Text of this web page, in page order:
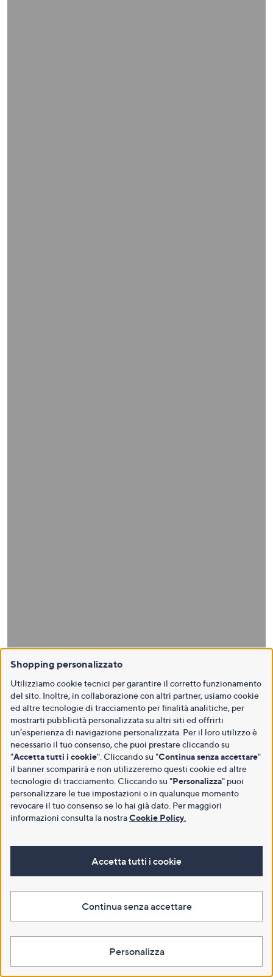
Shopping personalizzato
Utilizziamo cookie tecnici per garantire il corretto funzionamento
del sito. Inoltre, in collaborazione con altri partner, usiamo cookie
ed altre tecnologie di tracciamento per finalità analitiche, per
mostrarti pubblicità personalizzata su altri siti ed offrirti
un’esperienza di navigazione personalizzata. Per il loro utilizzo è
necessario il tuo consenso, che puoi prestare cliccando su
"Accetta tutti i cookie". Cliccando su "Continua senza accettare"
il banner scomparirà e non utilizzeremo questi cookie ed altre
tecnologie di tracciamento. Cliccando su "Personalizza" puoi
personalizzare le tue impostazioni o in qualunque momento
revocare il tuo consenso se lo hai già dato. Per maggiori
informazioni consulta la nostraCookie Policy
Accetta tutti i cookie
Continua senza accettare
Personalizza